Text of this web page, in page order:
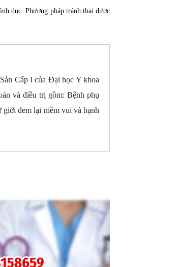
dục. Phương pháp tránh thai được
Cấp I của Đại học Y khoa
và điều trị gồm: Bệnh phụ
giới đem lại niềm vui và hạnh